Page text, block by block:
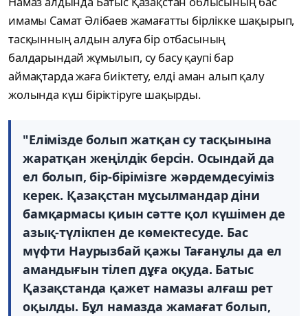
имамы Самат Әлібаев жамағатты бірлікке шақырып,
тасқынның алдын алуға бір отбасының
балдарындай жұмылып, су басу қаупі бар
аймақтарда жаға биіктету, елді аман алып қалу
жолында күш біріктіруге шақырды.
"Елімізде болып жатқан су тасқынына
жаратқан жеңілдік берсін. Осындай да
ел болып, бір-бірімізге жәрдемдесуіміз
керек. Қазақстан мұсылмандар діни
бамқармасы қиын сәтте қол күшімен де
азық-түлікпен де көмектесуде. Бас
мүфти Наурызбай қажы Тағанұлы да ел
амандығын тілеп дұға оқуда. Батыс
Қазақстанда қажет намазы алғаш рет
оқылды. Бұл намазда жамағат болып,